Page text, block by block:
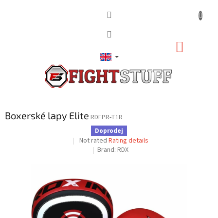
Boxerské lapy Elite RDFPR-T1R
Doprodej
The
average
is
0,0
out
of
5
Not rated Rating details
Brand:RDX